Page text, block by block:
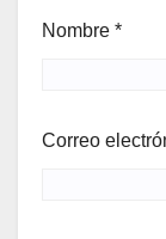
Nombre *
Correo